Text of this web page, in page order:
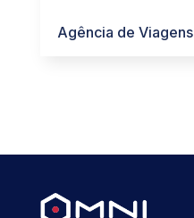
Agência de Viagens